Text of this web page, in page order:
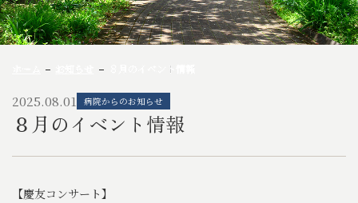
８月のイベント情報
2025.08.01 病院からのお知らせ
８月のイベント情報
【慶友コンサート】